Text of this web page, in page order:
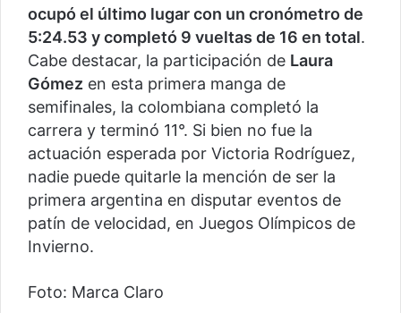
ocupó el último lugar con un cronómetro de
5:24.53 y completó 9 vueltas de 16 en total.
Cabe destacar, la participación de Laura
Gómez en esta primera manga de
semifinales, la colombiana completó la
carrera y terminó 11°. Si bien no fue la
actuación esperada por Victoria Rodríguez,
nadie puede quitarle la mención de ser la
primera argentina en disputar eventos de
patín de velocidad, en Juegos Olímpicos de
Invierno.
Foto: Marca Claro